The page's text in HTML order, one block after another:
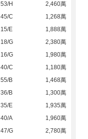
53/H
2,460萬
45/C
1,268萬
15/E
1,888萬
18/G
2,380萬
16/G
1,980萬
40/C
1,180萬
55/B
1,468萬
36/B
1,300萬
35/E
1,935萬
40/A
1,960萬
47/G
2,780萬